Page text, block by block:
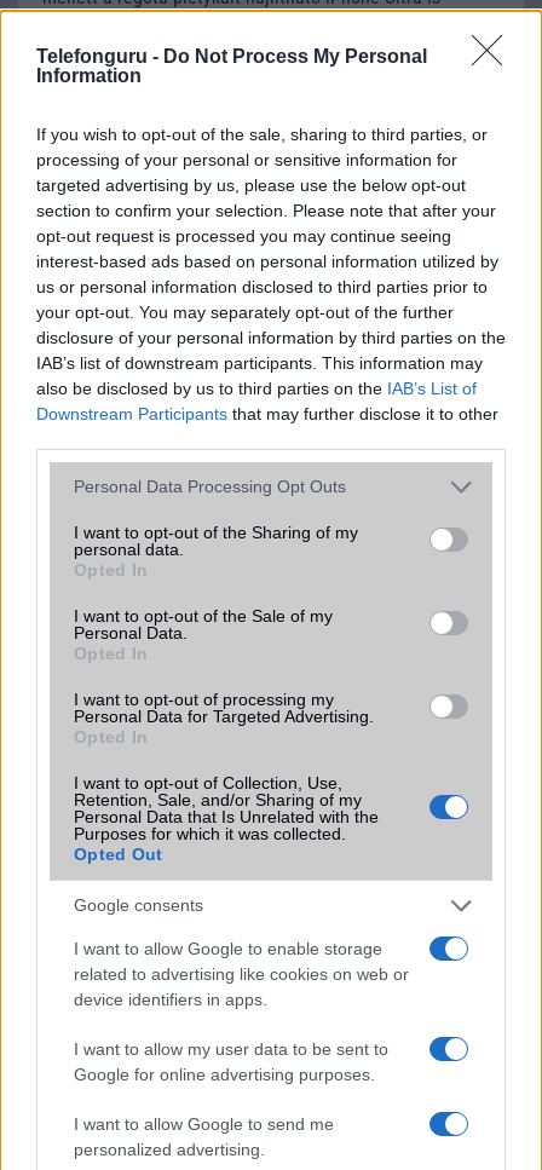
Telefonguru - Do Not Process My Personal
Information
If you wish to opt-out of the sale, sharing to third parties, or
processing of your personal or sensitive information for
targeted advertising by us, please use the below opt-out
section to confirm your selection. Please note that after your
opt-out request is processed you may continue seeing
interest-based ads based on personal information utilized by
us or personal information disclosed to third parties prior to
your opt-out. You may separately opt-out of the further
disclosure of your personal information by third parties on the
IAB’s list of downstream participants. This information may
also be disclosed by us to third parties on the IAB’s List of
Downstream Participants that may further disclose it to other
Please note that this website/app uses one or more Google
not limited to your visit or usage behaviour. You may click to
grant or deny consent to Google and its third-party tags to
use your data for below specified purposes in below Google
consent section.
Personal Data Processing Opt Outs
I want to opt-out of the Sharing of my
personal data.
Opted In
I want to opt-out of the Sale of my
Personal Data.
Opted In
I want to opt-out of processing my
Personal Data for Targeted Advertising.
Opted In
I want to opt-out of Collection, Use,
Retention, Sale, and/or Sharing of my
Personal Data that Is Unrelated with the
Purposes for which it was collected.
Opted Out
Google consents
I want to allow Google to enable storage
related to advertising like cookies on web or
device identifiers in apps.
I want to allow my user data to be sent to
Google for online advertising purposes.
I want to allow Google to send me
personalized advertising.
találgatások továbbra is beárnyékolják a rajtot.
meg a mindennapokat
2026.06.14
| Android Police
Sok felhasználó külön alkalmazásokra esküszik, pedig az
Android már évek óta olyan intelligens funkciókat kínál,
amelyek maguktól dolgoznak a háttérben.
Ez a rejtett Samsung funkció teljesen
megváltoztatja a mobilhasználatot –
sokan mégsem tudnak róla
2026.07.12| Android Central
Az Edge Panel az egyik leghasznosabb funkció, amely
miközben a Pixel telefonokból továbbra is hiányzik.
KAPCSOLÓDÓ HÍREK
Imáink meghallgatásra kerültek: törölhető programok
Letölthető a Válts Windows Phone-ra troll app
Akciós a SwiftKey
Flickr: 1 terabájt ingyen
Dynamic Keyboard: úgy változik, ahogy írsz
LEGOLVASOTTABBAK